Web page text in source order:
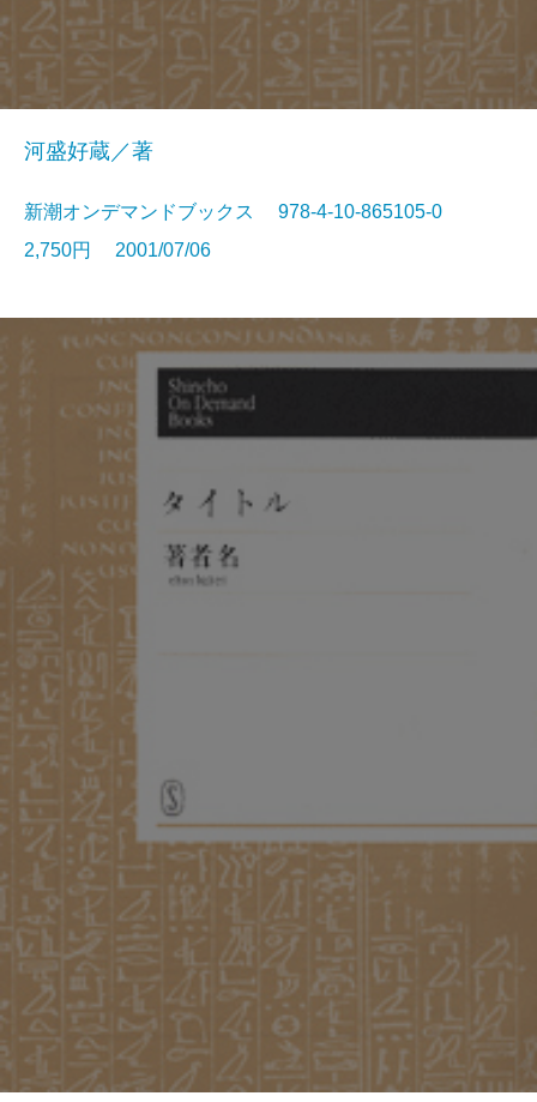
河盛好蔵／著
新潮オンデマンドブックス 978-4-10-865105-0
2,750円 2001/07/06